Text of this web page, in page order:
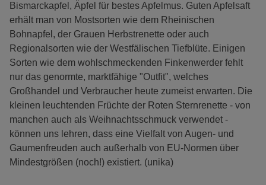
Bismarckapfel, Äpfel für bestes Apfelmus. Guten Apfelsaft
erhält man von Mostsorten wie dem Rheinischen
Bohnapfel, der Grauen Herbstrenette oder auch
Regionalsorten wie der Westfälischen Tiefblüte. Einigen
Sorten wie dem wohlschmeckenden Finkenwerder fehlt
nur das genormte, marktfähige "Outfit", welches
Großhandel und Verbraucher heute zumeist erwarten. Die
kleinen leuchtenden Früchte der Roten Sternrenette - von
manchen auch als Weihnachtsschmuck verwendet -
können uns lehren, dass eine Vielfalt von Augen- und
Gaumenfreuden auch außerhalb von EU-Normen über
Mindestgrößen (noch!) existiert. (unika)